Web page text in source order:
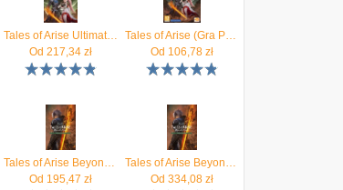
Tales of Arise Ultimate Edition (Xbox Series Key)
Od 217,34 zł
Tales of Arise (Gra PS4)
Od 106,78 zł
Tales of Arise Beyond the Dawn Deluxe Edition (Digital)
Od 195,47 zł
Tales of Arise Beyond the Dawn Deluxe Edition (Xbox One Key)
Od 334,08 zł